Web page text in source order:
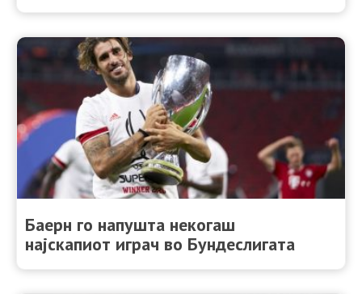
Баерн го напушта некогаш
најскапиот играч во Бундеслигата